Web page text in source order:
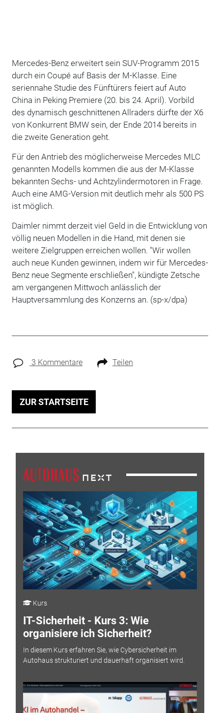
Mercedes-Benz erweitert sein SUV-Programm 2015
durch ein Coupé auf Basis der M-Klasse. Eine
seriennahe Studie des Fünftürers feiert auf Auto
China in Peking Premiere (20. bis 24. April). Vorbild
des dynamisch geschnittenen Allraders dürfte der X6
von Konkurrent BMW sein, der Ende 2014 bereits in
die zweite Generation geht.
Für den Antrieb des möglicherweise Mercedes MLC
genannten Modells kommen die aus der M-Klasse
bekannten Sechs- und Achtzylindermotoren in Frage.
Auch eine AMG-Version mit deutlich mehr als 500 PS
ist möglich.
Daimler nimmt derzeit viel Geld in die Entwicklung von
völlig neuen Modellen in die Hand, mit denen sie
weitere Zielgruppen erreichen wollen. "Wir wollen
auch neue Kunden gewinnen, indem wir für Mercedes-
Benz neue Segmente erschließen", kündigte Zetsche
am vergangenen Mittwoch anlässlich der
Hauptversammlung des Konzerns an. (sp-x/dpa)
3 Kommentare Teilen
ZUR STARTSEITE
Kurs
IT-Sicherheit - Kurs 3: Wie
organisiere ich Sicherheit?
In diesem Kurs erfahren Sie, wie Cybersicherheit im
Autohaus strukturiert und dauerhaft organisiert wird.